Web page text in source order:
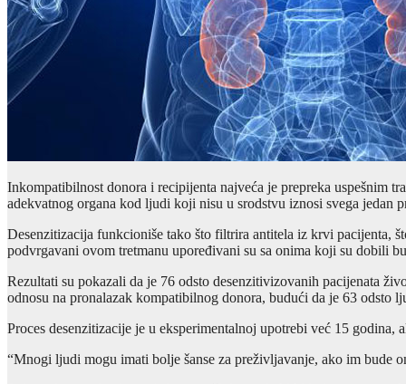
Inkompatibilnost donora i recipijenta najveća je prepreka uspešnim
adekvatnog organa kod ljudi koji nisu u srodstvu iznosi svega jedan
Desenzitizacija funkcioniše tako što filtrira antitela iz krvi pacijenta,
podvrgavani ovom tretmanu upoređivani su sa onima koji su dobili
Rezultati su pokazali da je 76 odsto desenzitivizovanih pacijenata
odnosu na pronalazak kompatibilnog donora, budući da je 63
Proces desenzitizacije je u eksperimentalnoj upotrebi već 15
“Mnogi ljudi mogu imati bolje šanse za preživljavanje, ako im bude